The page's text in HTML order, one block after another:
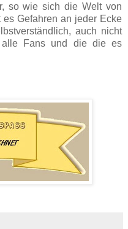
so wie sich die Welt von
Gefahren an jeder Ecke
auch nicht
alle Fans und die die es